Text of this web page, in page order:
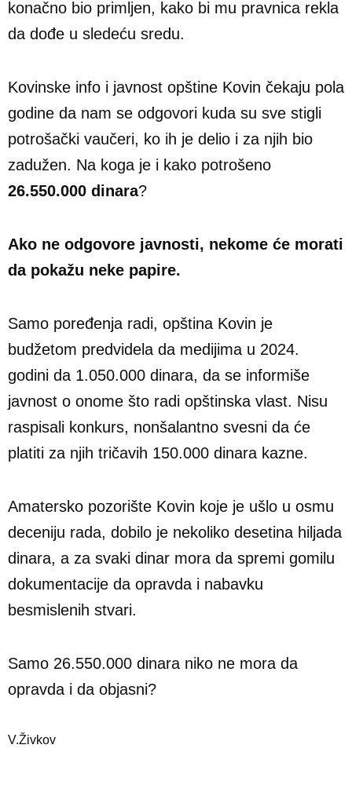
konačno bio primljen, kako bi mu pravnica rekla
da dođe u sledeću sredu.
Kovinske info i javnost opštine Kovin čekaju pola
godine da nam se odgovori kuda su sve stigli
potrošački vaučeri, ko ih je delio i za njih bio
zadužen. Na koga je i kako potrošeno
26.550.000 dinara?
Ako ne odgovore javnosti, nekome će morati
da pokažu neke papire.
Samo poređenja radi, opština Kovin je
budžetom predvidela da medijima u 2024.
godini da 1.050.000 dinara, da se informiše
javnost o onome što radi opštinska vlast. Nisu
raspisali konkurs, nonšalantno svesni da će
platiti za njih tričavih 150.000 dinara kazne.
Amatersko pozorište Kovin koje je ušlo u osmu
deceniju rada, dobilo je nekoliko desetina hiljada
dinara, a za svaki dinar mora da spremi gomilu
dokumentacije da opravda i nabavku
besmislenih stvari.
Samo 26.550.000 dinara niko ne mora da
opravda i da objasni?
V.Živkov